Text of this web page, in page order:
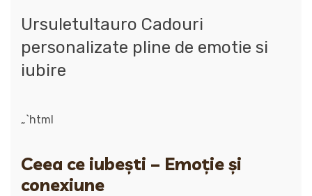
Ursuletultauro Cadouri
personalizate pline de emotie si
iubire
„`html
Ceea ce iubești – Emoție și
conexiune